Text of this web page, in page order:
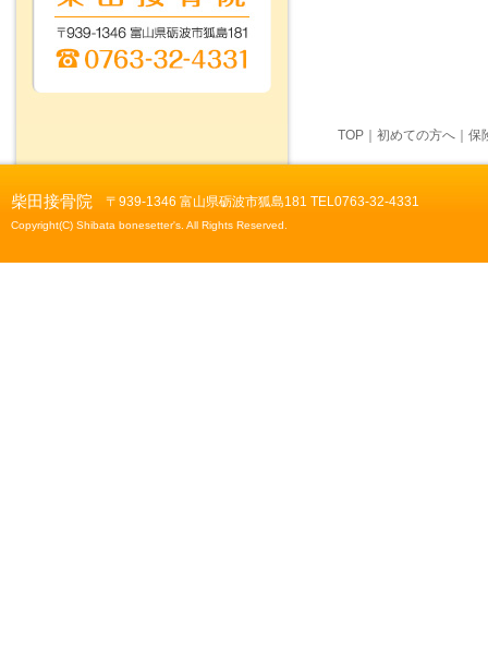
TOP 初めての方へ 保
柴田接骨院 〒939-1346 富山県砺波市狐島181 TEL0763-32-4331
Copyright(C) Shibata bonesetter's. All Rights Reserved.